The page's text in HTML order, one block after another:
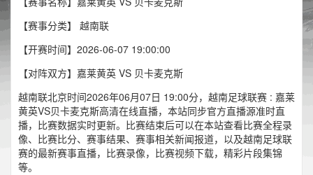
【赛事分类】 越南联
【开赛时间】2026-06-07 19:00:00
【对阵双方】嘉莱黄英 VS 贝卡麦克斯
越南联北京时间2026年06月07日 19:00分，越南足球联赛 : 嘉莱
黄英VS贝卡麦克斯高清在线直播，本站同步官方直播源准时直
播，比赛数据实时更新。比赛结束后可以在本站查看比赛全程录
像、比赛比分、赛事结果、赛事相关新闻报道，以及越南足球联
赛的最新赛事直播，比赛录像，比赛视频下载，精彩片段集锦
等。